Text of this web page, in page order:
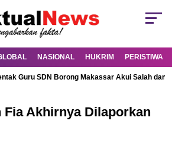
NASIONAL HUKRIM PERISTIWA
Guru SDN Borong Makassar Akui Salah dan
Akhirnya Dilaporkan